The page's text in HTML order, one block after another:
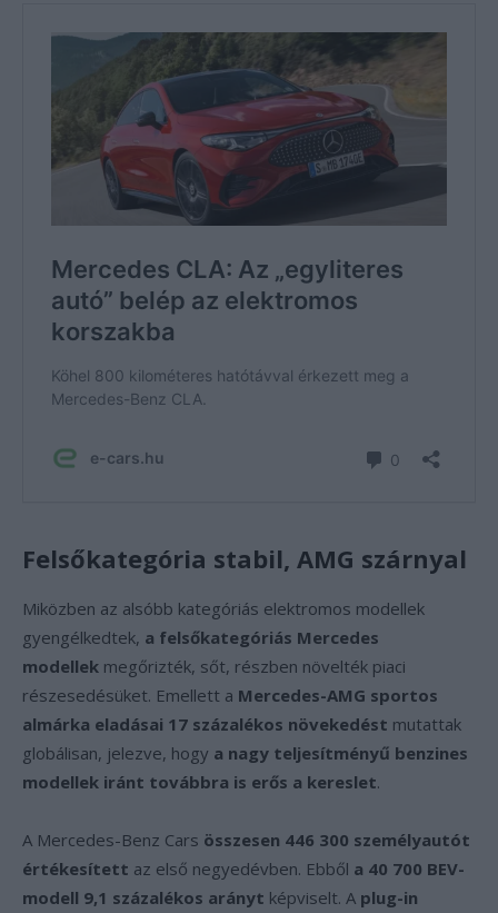
Felsőkategória stabil, AMG szárnyal
Miközben az alsóbb kategóriás elektromos modellek
gyengélkedtek, a felsőkategóriás Mercedes
modellek megőrizték, sőt, részben növelték piaci
részesedésüket. Emellett a Mercedes-AMG sportos
almárka eladásai 17 százalékos növekedést mutattak
globálisan, jelezve, hogy a nagy teljesítményű benzines
modellek iránt továbbra is erős a kereslet.
A Mercedes-Benz Cars összesen 446 300 személyautót
értékesített az első negyedévben. Ebből a 40 700 BEV-
modell 9,1 százalékos arányt képviselt. A plug-in